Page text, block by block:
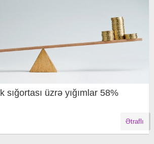
sığortası üzrə yığımlar 58%
Ətraflı